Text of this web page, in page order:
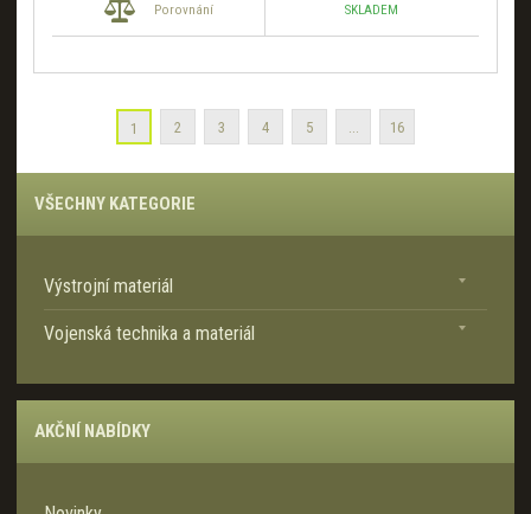
Porovnání SKLADEM
1 2 3 4 5 ... 16
VŠECHNY KATEGORIE
Výstrojní materiál
Vojenská technika a materiál
AKČNÍ NABÍDKY